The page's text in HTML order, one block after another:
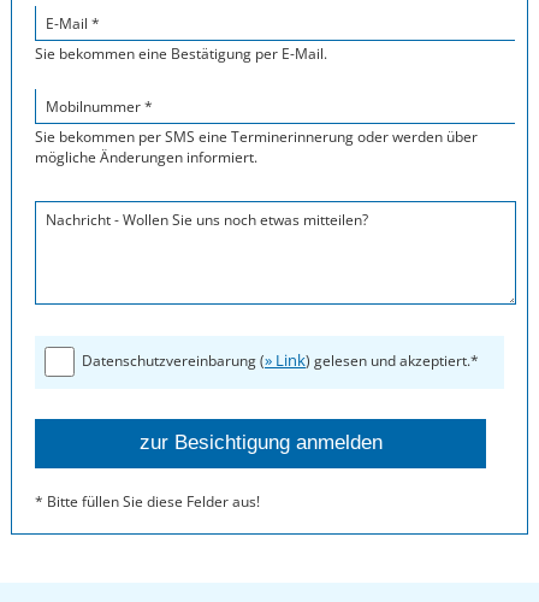
E-Mail *
Sie bekommen eine Bestätigung per E-Mail.
Mobilnummer *
Sie bekommen per SMS eine Terminerinnerung oder werden über
mögliche Änderungen informiert.
Nachricht - Wollen Sie uns noch etwas mitteilen?
Datenschutzvereinbarung (» Link) gelesen und akzeptiert.*
* Bitte füllen Sie diese Felder aus!